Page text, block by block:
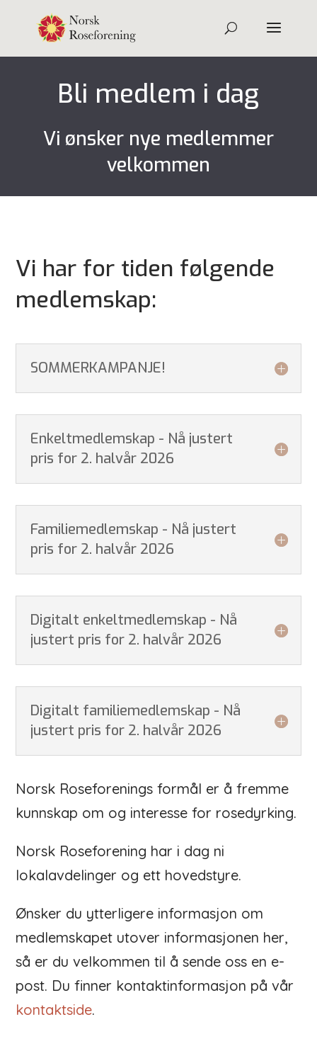
Bli medlem i dag
Vi ønsker nye medlemmer
velkommen
Vi har for tiden følgende
medlemskap:
SOMMERKAMPANJE!
Enkeltmedlemskap - Nå justert
pris for 2. halvår 2026
Familiemedlemskap - Nå justert
pris for 2. halvår 2026
Digitalt enkeltmedlemskap - Nå
justert pris for 2. halvår 2026
Digitalt familiemedlemskap - Nå
justert pris for 2. halvår 2026
Norsk Roseforenings formål er å fremme
kunnskap om og interesse for rosedyrking.
Norsk Roseforening har i dag ni
lokalavdelinger og ett hovedstyre.
Ønsker du ytterligere informasjon om
medlemskapet utover informasjonen her,
så er du velkommen til å sende oss en e-
post. Du finner kontaktinformasjon på vår
kontaktside.